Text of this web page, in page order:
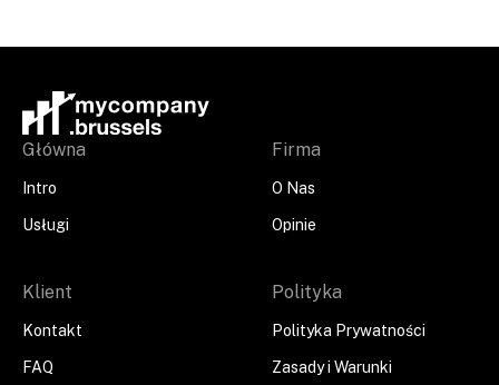
Główna
Intro
Usługi
Firma
O Nas
Opinie
Klient
Kontakt
FAQ
Polityka
Polityka Prywatności
Zasady i Warunki